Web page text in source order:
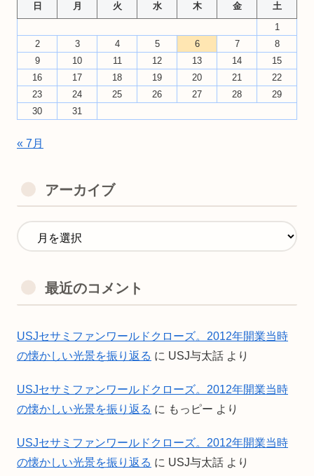
日 月 火 水 木 金
土
1
2
3 4 5 6 7
8
9
10 11 12 13 14
15
16
17 18 19 20 21
22
23
24 25 26 27 28
29
30
31
« 7月
アーカイブ
最近のコメント
USJセサミファンワールドクローズ。2012年開業当時
の懐かしい光景を振り返る に USJ与太話 より
USJセサミファンワールドクローズ。2012年開業当時
の懐かしい光景を振り返る に もっピー より
USJセサミファンワールドクローズ。2012年開業当時
の懐かしい光景を振り返る に USJ与太話 より